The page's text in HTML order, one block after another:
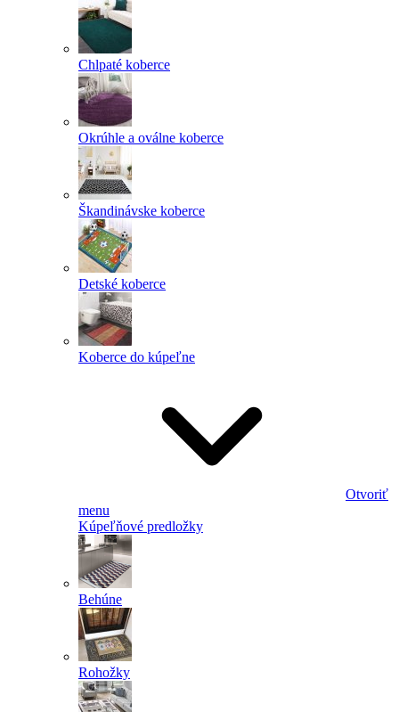
Chlpaté koberce
Okrúhle a oválne koberce
Škandinávske koberce
Detské koberce
Koberce do kúpeľne
Otvoriť
menu
Kúpeľňové predložky
Behúne
Rohožky